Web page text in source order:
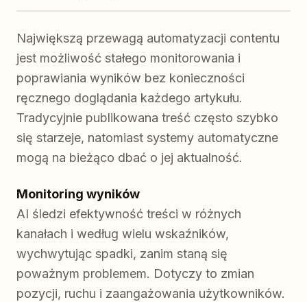
Największą przewagą automatyzacji contentu
jest możliwość stałego monitorowania i
poprawiania wyników bez konieczności
ręcznego doglądania każdego artykułu.
Tradycyjnie publikowana treść często szybko
się starzeje, natomiast systemy automatyczne
mogą na bieżąco dbać o jej aktualność.
Monitoring wyników
AI śledzi efektywność treści w różnych
kanałach i według wielu wskaźników,
wychwytując spadki, zanim staną się
poważnym problemem. Dotyczy to zmian
pozycji, ruchu i zaangażowania użytkowników.